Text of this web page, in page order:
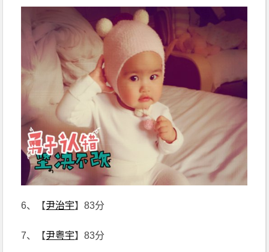
6、【尹治宇】83分
7、【尹粤宇】83分